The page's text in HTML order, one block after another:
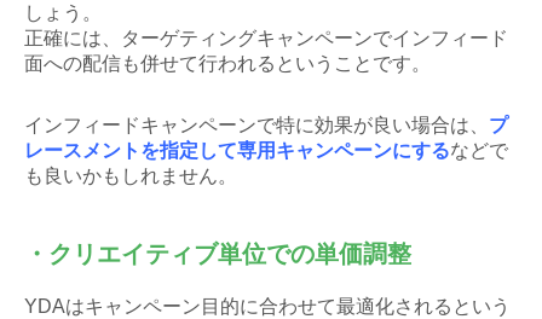
しょう。
正確には、ターゲティングキャンペーンでインフィード
面への配信も併せて行われるということです。
インフィードキャンペーンで特に効果が良い場合は、 プ
レースメントを指定して専用キャンペーンにするなどで
も良いかもしれません。
・クリエイティブ単位での単価調整
YDAはキャンペーン目的に合わせて最適化されるという